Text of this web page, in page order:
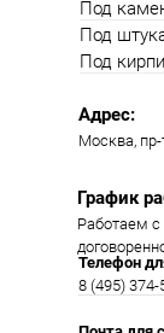
Под
Под
Под
Работаем с
Москва,
Адрес:
График
Телефон
8 (495) 374-